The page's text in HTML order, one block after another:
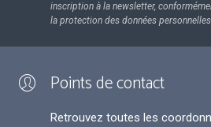
inscription à la newsletter,
la protection des données
Points de contact
Retrouvez toutes les